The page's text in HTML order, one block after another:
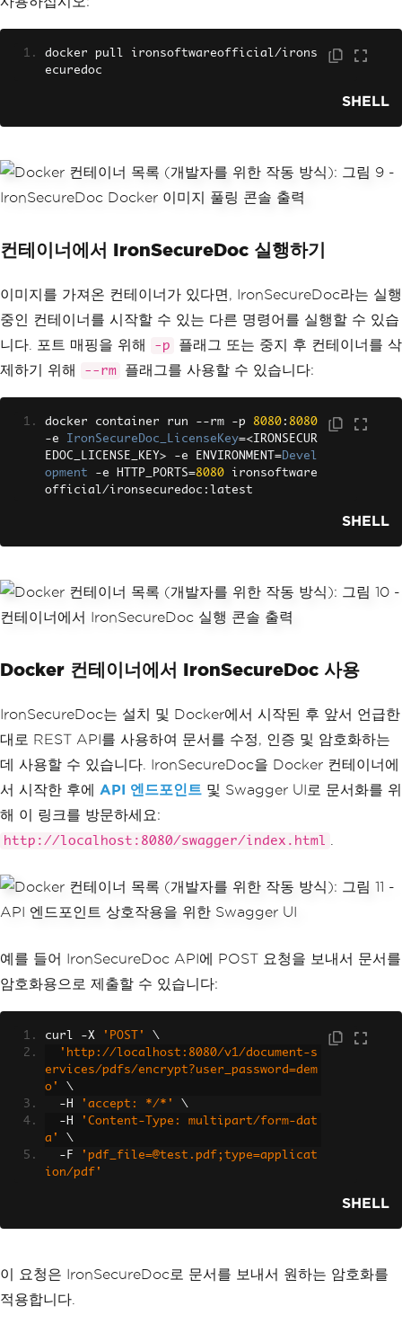
docker pull ironsoftwareofficial/irons
ecuredoc
SHELL
컨테이너에서 IronSecureDoc 실행하기
이미지를 가져온 컨테이너가 있다면, IronSecureDoc라는 실행
중인 컨테이너를 시작할 수 있는 다른 명령어를 실행할 수 있습
니다. 포트 매핑을 위해
-p
플래그 또는 중지 후 컨테이너를 삭
제하기 위해
--rm 플래그를 사용할 수 있습니다:
docker container run --rm -p 8080 : 8080
-e IronSecureDoc_LicenseKey=<IRONSECUR
EDOC_LICENSE_KEY> -e ENVIRONMENT =Devel
opment
-e HTTP_PORTS=8080 ironsoftware
official/ironsecuredoc : latest
SHELL
Docker 컨테이너에서 IronSecureDoc 사용
IronSecureDoc는 설치 및 Docker에서 시작된 후 앞서 언급한
대로 REST API를 사용하여 문서를 수정, 인증 및 암호화하는
데 사용할 수 있습니다. IronSecureDoc을 Docker 컨테이너에
서 시작한 후에 API 엔드포인트 및 Swagger UI로 문서화를 위
해 이 링크를 방문하세요:
http://localhost:8080/swagger/index.html
예를 들어 IronSecureDoc API에 POST 요청을 보내서 문서를
암호화용으로 제출할 수 있습니다:
curl -X 'POST'
\
'http://localhost:8080/v1/document-s
ervices/pdfs/encrypt?user_password=dem
o'
\
- H 'accept: */*'
\
- H
'Content-Type: multipart/form-dat
a'
\
- F
'pdf_file=@test.pdf;type=applicat
ion/pdf'
SHELL
이 요청은 IronSecureDoc로 문서를 보내서 원하는 암호화를
적용합니다.